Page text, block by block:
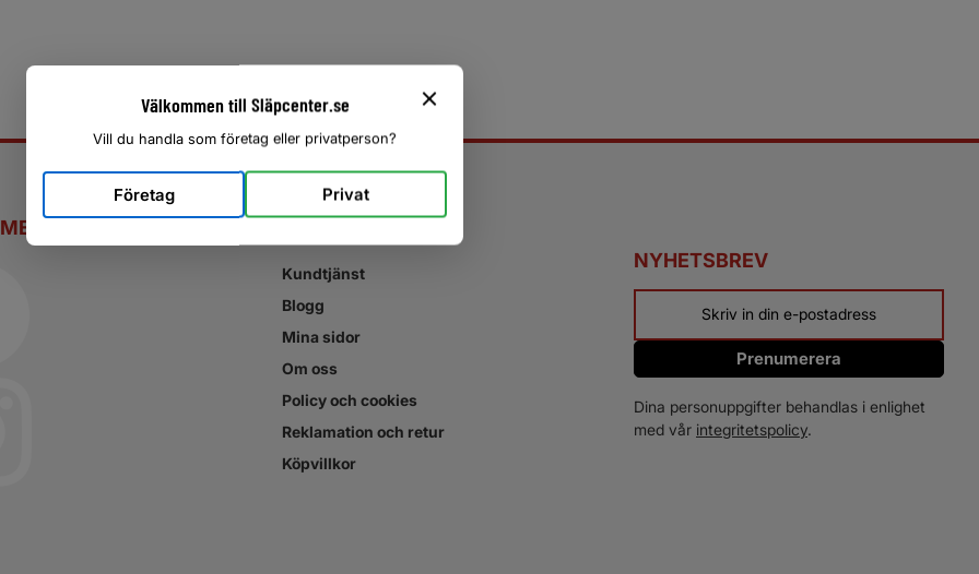
NYHETSBREV
Prenumerera
Dina personuppgifter behandlas i enlighet
med vår integritetspolicy.
Kundtjänst
Blogg
Mina sidor
Om oss
Policy och cookies
Reklamation och retur
Köpvillkor
Välkommen till Släpcenter.se
Vill du handla som företag eller privatperson?
Företag Privat